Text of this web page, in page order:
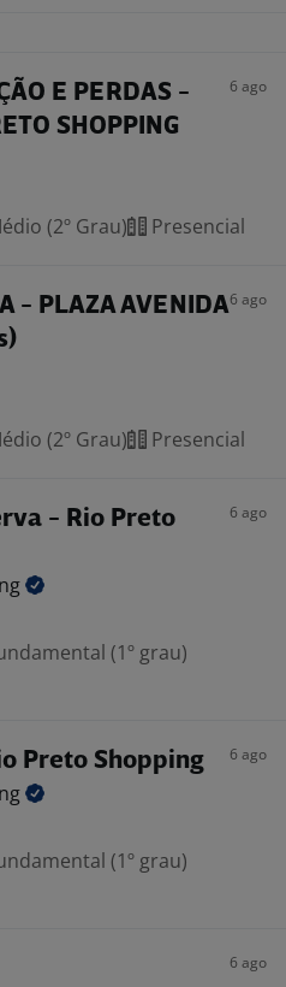
E PERDAS -
SHOPPING
6 ago
(2º Grau) Presencial
- PLAZA AVENIDA6 ago
(2º Grau) Presencial
- Rio Preto
6 ago
(1º grau)
Preto Shopping 6 ago
(1º grau)
6 ago